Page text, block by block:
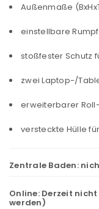
Außenmaße
einstellbare
stoßfester Schutz
zwei Laptop-/
erweiterbarer
versteckte Hülle
Zentrale Baden:
Online: Derzeit
werden)